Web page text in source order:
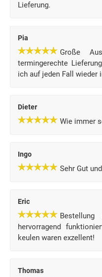
Lieferung.
Pia
Große
termingerechte
ich auf jeden Fall wieder
Dieter
Wie immer
Ingo
Sehr Gut
Eric
hervorragend
keulen waren exzellent!
Thomas